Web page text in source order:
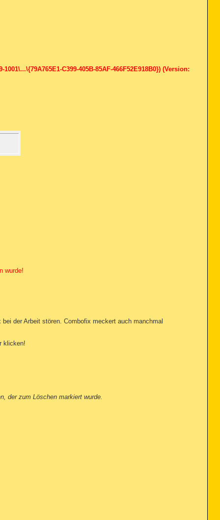
C399-405B-85AF-466F52E918B0}) (Version:
wurde!
der Arbeit stören. Combofix meckert auch manchmal
klicken!
der zum Löschen markiert wurde.